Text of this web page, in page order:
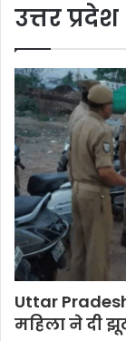
उत्तर प्रदेश
Uttar
महिला ने दी